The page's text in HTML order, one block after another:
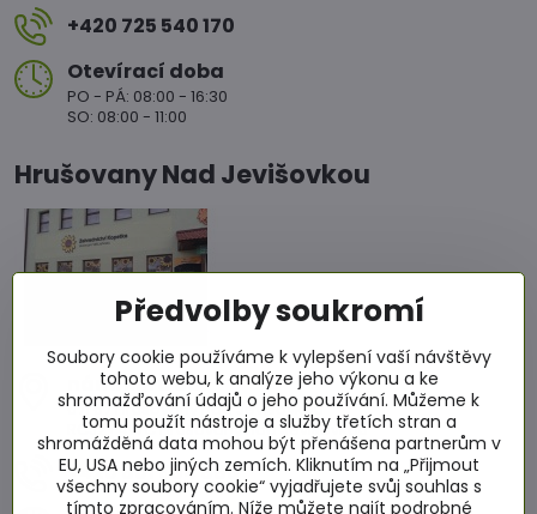
+420 725 540 170
Otevírací doba
PO - PÁ: 08:00 - 16:30
SO: 08:00 - 11:00
Hrušovany Nad Jevišovkou
nám​. Míru 86
671 67 Hrušovany nad Jevišovkou
RCJ2+4WC Hrušovany nad Jevišovkou
+420 601 564 686
Předvolby soukromí
Soubory cookie používáme k vylepšení vaší návštěvy
tohoto webu, k analýze jeho výkonu a ke
shromažďování údajů o jeho používání. Můžeme k
tomu použít nástroje a služby třetích stran a
shromážděná data mohou být přenášena partnerům v
EU, USA nebo jiných zemích. Kliknutím na „Přijmout
všechny soubory cookie“ vyjadřujete svůj souhlas s
tímto zpracováním. Níže můžete najít podrobné